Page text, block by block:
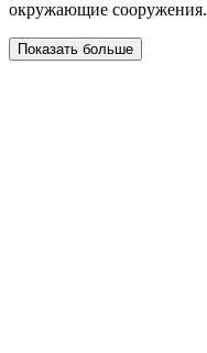
окружающие сооружения.
Показать больше